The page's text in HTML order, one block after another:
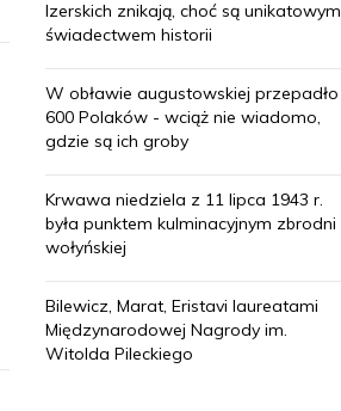
Izerskich znikają, choć są unikatowym
świadectwem historii
W obławie augustowskiej przepadło
600 Polaków - wciąż nie wiadomo,
gdzie są ich groby
Krwawa niedziela z 11 lipca 1943 r.
była punktem kulminacyjnym zbrodni
wołyńskiej
Bilewicz, Marat, Eristavi laureatami
Międzynarodowej Nagrody im.
Witolda Pileckiego